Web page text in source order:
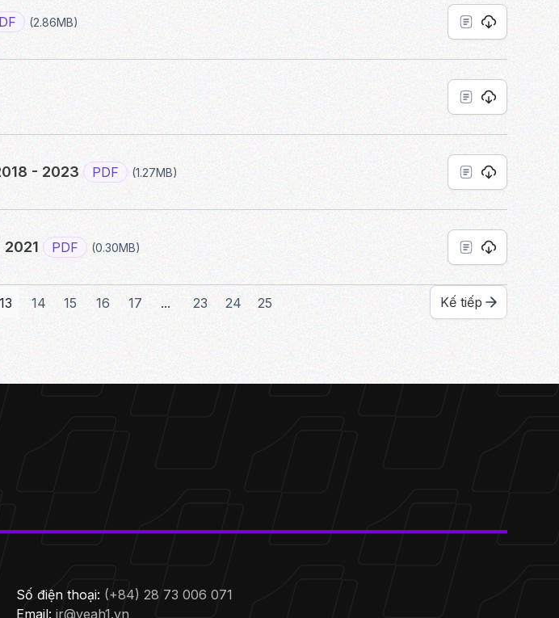
(2.86MB)
- 2023 PDF (1.27MB)
PDF (0.30MB)
13 14 15 16 17 ... 23 24 25 Kế tiếp
Số điện thoại: (+84) 28 73 006 071
Email: ir@yeah1.vn